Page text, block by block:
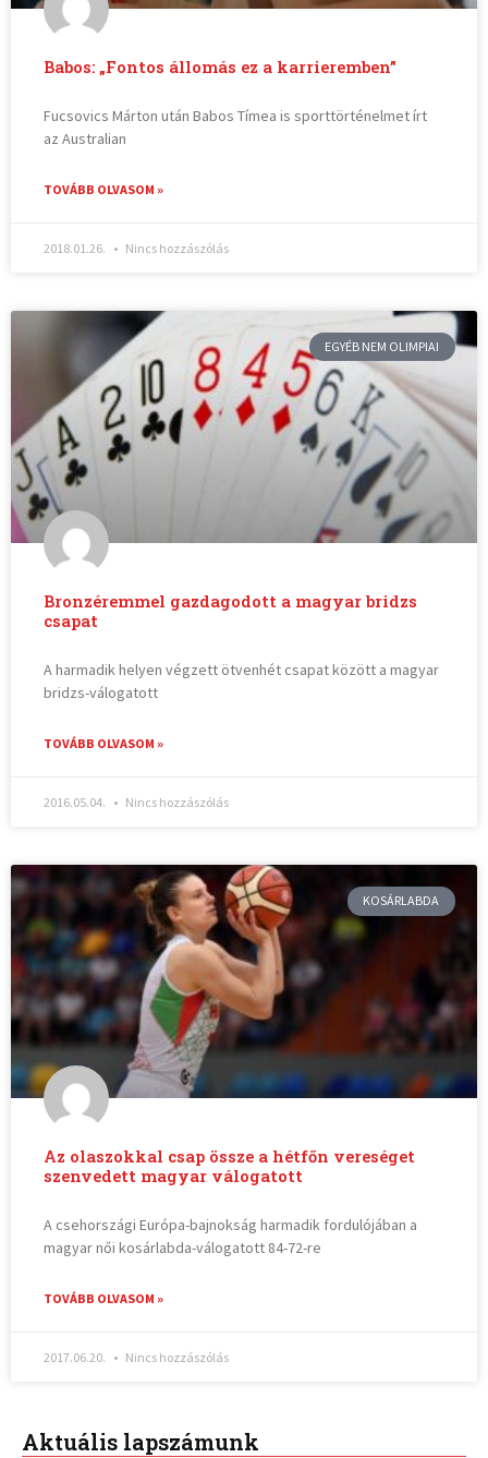
Babos: „Fontos állomás ez a karrieremben”
Fucsovics Márton után Babos Tímea is sporttörténelmet írt
az Australian
TOVÁBB OLVASOM »
2018.01.26. Nincs hozzászólás
EGYÉB NEM OLIMPIAI
Bronzéremmel gazdagodott a magyar bridzs
csapat
A harmadik helyen végzett ötvenhét csapat között a magyar
bridzs-válogatott
TOVÁBB OLVASOM »
2016.05.04. Nincs hozzászólás
KOSÁRLABDA
Az olaszokkal csap össze a hétfőn vereséget
szenvedett magyar válogatott
A csehországi Európa-bajnokság harmadik fordulójában a
magyar női kosárlabda-válogatott 84-72-re
TOVÁBB OLVASOM »
2017.06.20. Nincs hozzászólás
Aktuális lapszámunk